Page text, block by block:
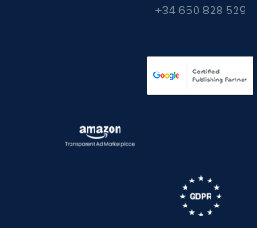
+34 650 828 529